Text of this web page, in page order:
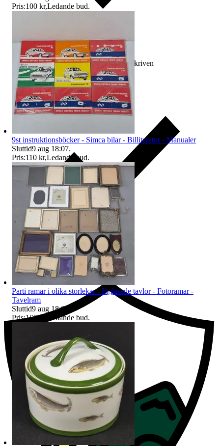
Ersättning om varan inte är som beskriven
Ersättning om du inte får din vara
Pris:100 kr,Ledande bud.
9st instruktionsböcker - Simca bilar - Billiteratur - Manualer
Sluttid9 aug 18:07.
Pris:110 kr,Ledande bud.
Parti ramar i olika storlekar - Inglasade tavlor - Fotoramar -
Tavelram
Sluttid9 aug 18:08
Pris:165 kr Ledande bud.